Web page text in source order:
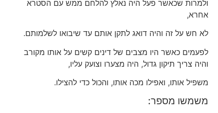
ולמרות שכאשר פעל היה נאלץ להלחם ממש עם הסטרא
אחרא,
לא חש על זה והיה דואג לתקן אותם עד שיבואו לשלמותם.
לפעמים כאשר היו מצבים של דינים קשים על אותו מקורב
והיה צריך תיקון גדול, היה מצערו וצועק עליו,
משפיל אותו, ואפילו מכה אותו, והכול כדי להצילו.
משמשו מספר: